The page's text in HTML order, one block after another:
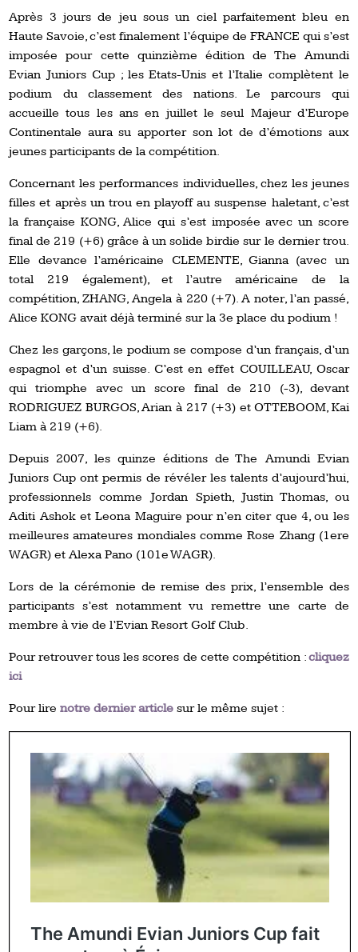
Après 3 jours de jeu sous un ciel parfaitement bleu en
Haute Savoie, c’est finalement l’équipe de FRANCE qui s’est
imposée pour cette quinzième édition de The Amundi
Evian Juniors Cup ; les Etats-Unis et l’Italie complètent le
podium du classement des nations. Le parcours qui
accueille tous les ans en juillet le seul Majeur d’Europe
Continentale aura su apporter son lot de d’émotions aux
jeunes participants de la compétition.
Concernant les performances individuelles, chez les jeunes
filles et après un trou en playoff au suspense haletant, c’est
la française KONG, Alice qui s’est imposée avec un score
final de 219 (+6) grâce à un solide birdie sur le dernier trou.
Elle devance l’américaine CLEMENTE, Gianna (avec un
total 219 également), et l’autre américaine de la
compétition, ZHANG, Angela à 220 (+7). A noter, l’an passé,
Alice KONG avait déjà terminé sur la 3e place du podium !
Chez les garçons, le podium se compose d’un français, d’un
espagnol et d’un suisse. C’est en effet COUILLEAU, Oscar
qui triomphe avec un score final de 210 (-3), devant
RODRIGUEZ BURGOS, Arian à 217 (+3) et OTTEBOOM, Kai
Liam à 219 (+6).
Depuis 2007, les quinze éditions de The Amundi Evian
Juniors Cup ont permis de révéler les talents d’aujourd’hui,
professionnels comme Jordan Spieth, Justin Thomas, ou
Aditi Ashok et Leona Maguire pour n’en citer que 4, ou les
meilleures amateures mondiales comme Rose Zhang (1ere
WAGR) et Alexa Pano (101e WAGR).
Lors de la cérémonie de remise des prix, l’ensemble des
participants s’est notamment vu remettre une carte de
membre à vie de l’Evian Resort Golf Club.
Pour retrouver tous les scores de cette compétition :cliquez
ici
Pour lirenotre dernier article sur le même sujet :